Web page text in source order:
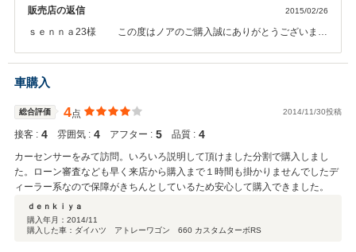
が、なにせ2年目から故障が頻発。保証対象期間外での出費がかさんだ経験
からディーラー店にしました。 候補としてノア、ヴォクシー、セレナ、ステ
ル、スライドドアに交換歴があるからでした。妻が主に運転することと（よ
くぶつける）、交換歴については何かあってもディーラー対応があるのでこ
の車両に決めました。 あと担当者の方の対応が大変丁寧でこの方からの購入
であれば安心と思いこちらのお店で購入をいたしました。 車両確認や見積相
た。 トヨタディーラでの購入は初めてなのですが、3年間安心して使用でき
ると考えております。 アフターサービスにも期待をしております。 希望以
上の車両を安心できるお店で購入することができ大変満足です。
販売店の返信 2015/02/26
ｓｅｎｎａ23様 この度はノアのご購入誠にありがとうございまし
も書類関係で御来店して頂きまして誠にありがとうございました。ア
フターサービスに関しても誠意をもってご対応させていただいており
ます。お客様にあったお車のご提案と、その後のお車のメンテナンス
を引き続きさせていただきます。今後ともよろしくお願い致します。
車購入
総合評価 4点 2014/11/30投稿
接客 : 4 雰囲気 : 4 アフター : 5 品質 : 4
カーセンサーをみて訪問。いろいろ説明して頂けました分割で購入しまし
た。ローン審査なども早く来店から購入まで１時間も掛かりませんでしたデ
ィーラー系なので保障がきちんとしているため安心して購入できました。
ｄｅｎｋｉｙａ
購入年月： 2014/11
購入した車：ダイハツ アトレーワゴン 660 カスタムターボRS